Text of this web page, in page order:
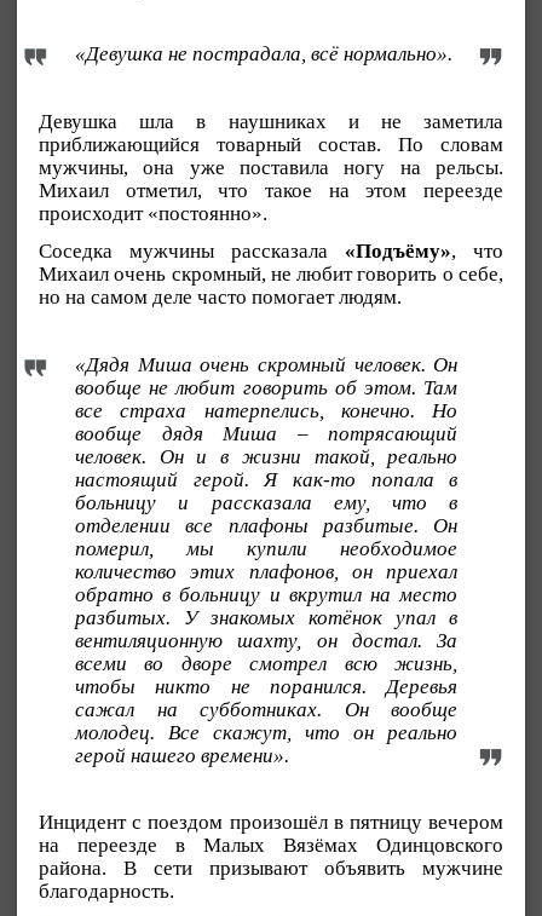
«Девушка не пострадала, всё нормально».
Девушка шла в наушниках и не заметила
приближающийся товарный состав. По словам
мужчины, она уже поставила ногу на рельсы.
Михаил отметил, что такое на этом переезде
происходит «постоянно».
Соседка мужчины рассказала «Подъёму», что
Михаил очень скромный, не любит говорить о себе,
но на самом деле часто помогает людям.
«Дядя Миша очень скромный человек. Он
вообще не любит говорить об этом. Там
все страха натерпелись, конечно. Но
вообще дядя Миша – потрясающий
человек. Он и в жизни такой, реально
настоящий герой. Я как-то попала в
больницу и рассказала ему, что в
отделении все плафоны разбитые. Он
померил, мы купили необходимое
количество этих плафонов, он приехал
обратно в больницу и вкрутил на место
разбитых. У знакомых котёнок упал в
вентиляционную шахту, он достал. За
всеми во дворе смотрел всю жизнь,
чтобы никто не поранился. Деревья
сажал на субботниках. Он вообще
молодец. Все скажут, что он реально
герой нашего времени».
Инцидент с поездом произошёл в пятницу вечером
на переезде в Малых Вязёмах Одинцовского
района. В сети призывают объявить мужчине
благодарность.